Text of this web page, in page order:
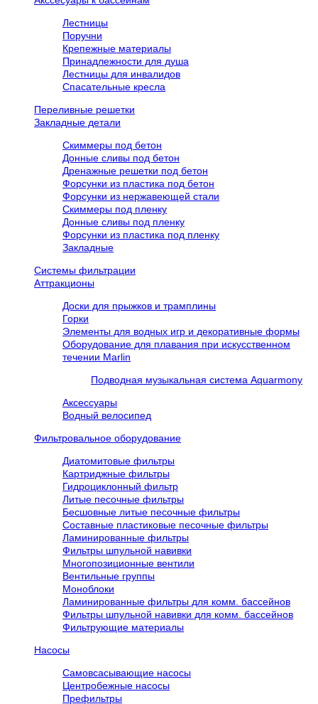
Лестницы
Поручни
Крепежные материалы
Принадлежности для душа
Лестницы для инвалидов
Спасательные кресла
Переливные решетки
Закладные детали
Скиммеры под бетон
Донные сливы под бетон
Дренажные решетки под бетон
Форсунки из пластика под бетон
Форсунки из нержавеющей стали
Скиммеры под пленку
Донные сливы под пленку
Форсунки из пластика под пленку
Закладные
Системы фильтрации
Аттракционы
Доски для прыжков и трамплины
Горки
Элементы для водных игр и декоративные формы
Оборудование для плавания при искусственном
течении Marlin
Подводная музыкальная система Aquarmony
Аксессуары
Водный велосипед
Фильтровальное оборудование
Диатомитовые фильтры
Картриджные фильтры
Гидроциклонный фильтр
Литые песочные фильтры
Бесшовные литые песочные фильтры
Составные пластиковые песочные фильтры
Ламинированные фильтры
Фильтры шпульной навивки
Многопозиционные вентили
Вентильные группы
Моноблоки
Ламинированные фильтры для комм. бассейнов
Фильтры шпульной навивки для комм. бассейнов
Фильтрующие материалы
Насосы
Самовсасывающие насосы
Центробежные насосы
Префильтры